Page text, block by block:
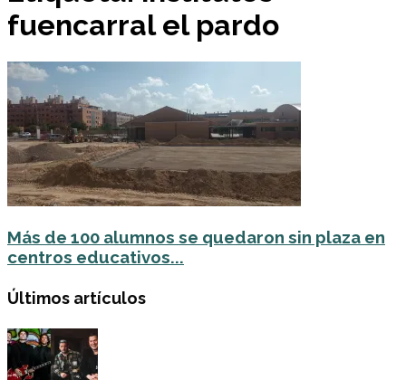
fuencarral el pardo
Más de 100 alumnos se quedaron sin plaza en
centros educativos...
Últimos artículos